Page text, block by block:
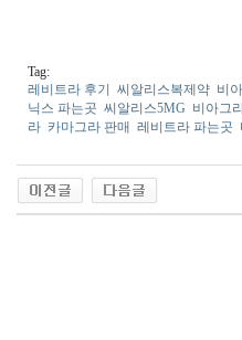
Tag:
레비트라 후기
씨알리스복제약 비
닉스 파는곳 씨알리스5MG 비아그
라 카마그라 판매 레비트라 파는곳